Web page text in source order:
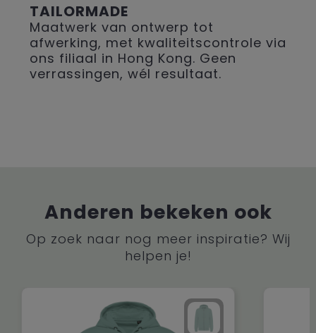
TAILORMADE
Maatwerk van ontwerp tot
afwerking, met kwaliteitscontrole via
ons filiaal in Hong Kong. Geen
verrassingen, wél resultaat.
Anderen bekeken ook
Op zoek naar nog meer inspiratie? Wij
helpen je!